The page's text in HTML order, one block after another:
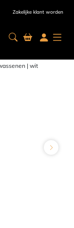
Zakelijke klant worden
| wit